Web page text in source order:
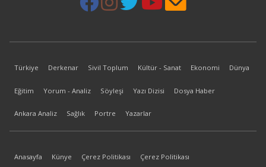
Türkiye Derkenar Sivil Toplum Kültür - Sanat Ekonomi Dünya
Eğitim Yorum - Analiz Söyleşi Yazı Dizisi Dosya Haber
Ankara Analiz Sağlık Portre Yazarlar
Anasayfa Künye Çerez Politikası Çerez Politikası